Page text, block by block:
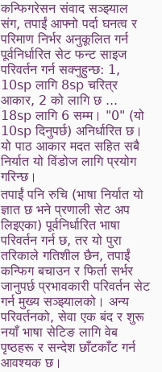
कन्फिगरेसन संवाद सञ्झ्याल
संग, तपाईं आफ्नो पर्दा घनत्व र
परिमाण निर्भर अनुकूलित गर्न
पूर्वनिर्धारित सेट फन्ट साइज
परिवर्तन गर्न सक्नुहुन्छ: 1,
10sp लागि 8sp चरित्र
आकार, 2 को लागि छ ...
18sp लागि 6 सम्म। "0" (यो
10sp दिनुपर्छ) अनिर्धारित छ।
यो पाठ आकार मदत सहित सबै
निर्यात यो विंडोज लागि प्रयोग
गरिन्छ।
तपाईं पनि रुचि (भाषा निर्यात यो
ज्ञात छ भने प्रणाली सेट अप
लिइएका) पूर्वनिर्धारित भाषा
परिवर्तन गर्न छ, तर यो पुरा
तरिकाले गतिशील छैन, तपाईं
कन्फिग बचाउन र फिर्ता सर्भर
जानुपर्छ प्रभावकारी परिवर्तन सेट
गर्न मुख्य सञ्झ्यालको। अन्य
परिवर्तनको, सेवा एक बंद र शुरू
नयाँ भाषा सेटिङ लागि वेब
पृष्ठहरू र सन्देश छाँटकाँट गर्न
आवश्यक छ।